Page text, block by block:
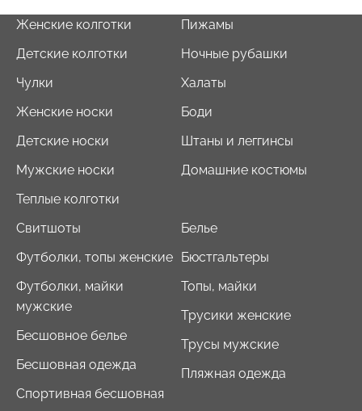
Женские колготки
Детские колготки
Чулки
Женские носки
Детские носки
Мужские носки
Теплые колготки
Пижамы
Ночные рубашки
Халаты
Боди
Штаны и леггинсы
Домашние костюмы
Свитшоты
Футболки, топы женские
Футболки, майки
мужские
Бесшовное белье
Бесшовная одежда
Спортивная бесшовная
Белье
Бюстгальтеры
Топы, майки
Трусики женские
Трусы мужские
Пляжная одежда